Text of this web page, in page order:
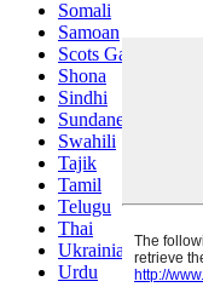
Somali
Samoan
Scots Gaelic
Shona
Sindhi
Sundanese
Swahili
Tajik
Tamil
Telugu
Thai
Ukrainian
Urdu